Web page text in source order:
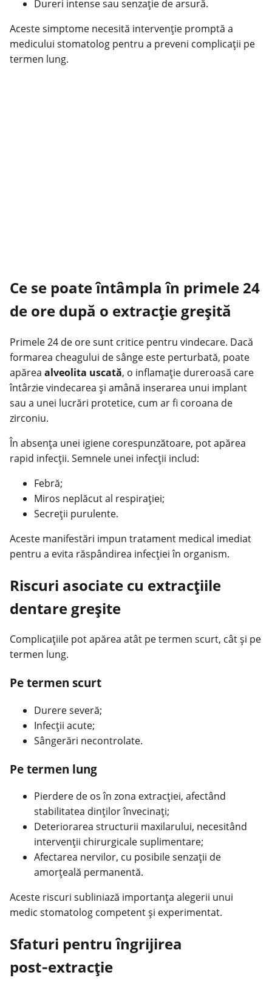
Dureri intense sau senzație de arsură.
Aceste simptome necesită intervenție promptă a
medicului stomatolog pentru a preveni complicații pe
termen lung.
Ce se poate întâmpla în primele 24
de ore după o extracție greșită
Primele24 de ore sunt critice pentru vindecare. Dacă
formarea cheagului de sânge este perturbată, poate
apărea alveolita uscată, o inflamație dureroasă care
întârzie vindecarea și amână inserarea unui implant
sau a unei lucrări protetice, cum ar fi coroana de
zirconiu.
În absența unei igiene corespunzătoare, pot apărea
rapid infecții. Semnele unei infecții includ:
Febră;
Miros neplăcut al respirației;
Secreții purulente.
Aceste manifestări impun tratament medical imediat
pentru a evita răspândirea infecției în organism.
Riscuri asociate cu extracțiile
dentare greșite
Complicațiile pot apărea atât pe termen scurt, cât și pe
termen lung.
Pe termen scurt
Durere severă;
Infecții acute;
Sângerări necontrolate.
Pe termen lung
Pierdere de os în zona extracției, afectând
stabilitatea dinților învecinaţi;
Deteriorarea structurii maxilarului, necesitând
intervenții chirurgicale suplimentare;
Afectarea nervilor, cu posibile senzații de
amorțeală permanentă.
Aceste riscuri subliniază importanța alegerii unui
medic stomatolog competent și experimentat.
Sfaturi pentru îngrijirea
post‑extracție